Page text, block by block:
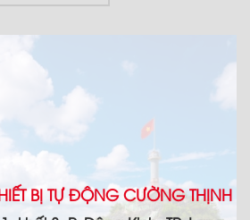
BỊ TỰ ĐỘNG CƯỜNG THỊNH